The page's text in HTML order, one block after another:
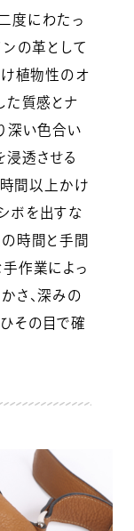
度にわたっ
ンの革として
け植物性のオ
た質感とナ
深い色合い
浸透させる
時間以上かけ
ボを出すな
時間と手間
作業によっ
さ、深みの
その目で確